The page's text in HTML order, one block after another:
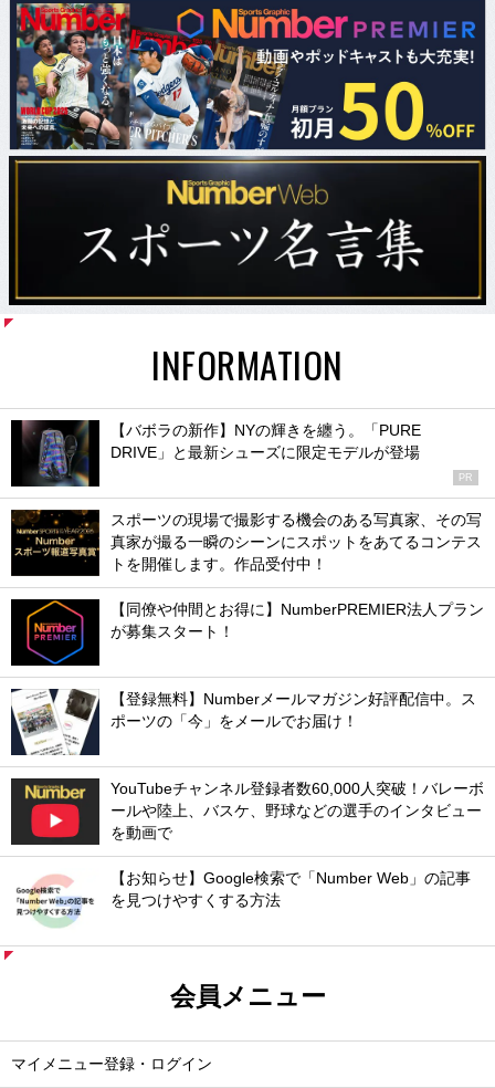
INFORMATION
【バボラの新作】NYの輝きを纏う。「PURE
DRIVE」と最新シューズに限定モデルが登場
PR
スポーツの現場で撮影する機会のある写真家、その写
真家が撮る一瞬のシーンにスポットをあてるコンテス
トを開催します。作品受付中！
【同僚や仲間とお得に】NumberPREMIER法人プラン
が募集スタート！
【登録無料】Numberメールマガジン好評配信中。ス
ポーツの「今」をメールでお届け！
YouTubeチャンネル登録者数60,000人突破！バレーボ
ールや陸上、バスケ、野球などの選手のインタビュー
を動画で
【お知らせ】Google検索で「Number Web」の記事
を見つけやすくする方法
会員メニュー
マイメニュー登録・ログイン